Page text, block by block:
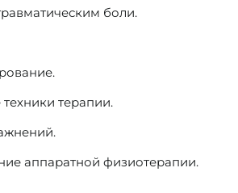
боли.
терапии.
аппаратной физиотерапии.